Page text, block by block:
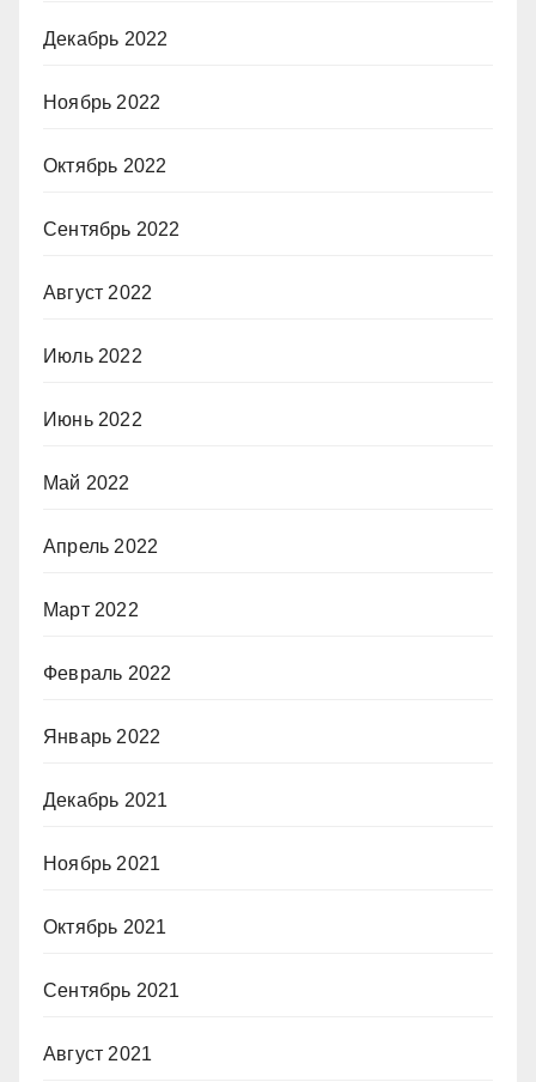
Декабрь 2022
Ноябрь 2022
Октябрь 2022
Сентябрь 2022
Август 2022
Июль 2022
Июнь 2022
Май 2022
Апрель 2022
Март 2022
Февраль 2022
Январь 2022
Декабрь 2021
Ноябрь 2021
Октябрь 2021
Сентябрь 2021
Август 2021